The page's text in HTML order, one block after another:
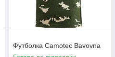
Футболка Camotec Bavovna